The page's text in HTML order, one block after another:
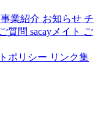
事業紹介 お知らせ チ
質問 sacayメイト ご
ポリシー リンク集